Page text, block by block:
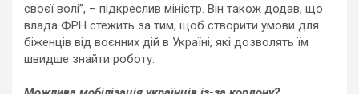
своєї волі”, – підкреслив міністр. Він також додав, що
влада ФРН стежить за тим, щоб створити умови для
біженців від воєнних дій в Україні, які дозволять їм
швидше знайти роботу.